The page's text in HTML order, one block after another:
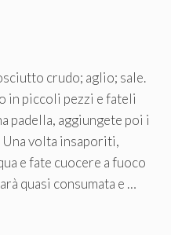
crudo; aglio; sale.
in piccoli pezzi e fateli
padella, aggiungete poi i
volta insaporiti,
e fate cuocere a fuoco
quasi consumata e …